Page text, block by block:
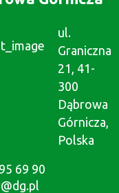
ul.
Graniczna
21, 41-
300
Dąbrowa
Górnicza,
Polska
69 90